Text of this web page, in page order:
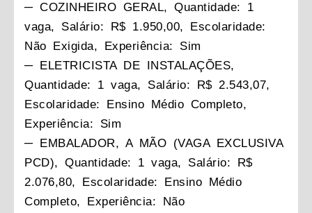
─ COZINHEIRO GERAL, Quantidade: 1
vaga, Salário: R$ 1.950,00, Escolaridade:
Não Exigida, Experiência: Sim
─ ELETRICISTA DE INSTALAÇÕES,
Quantidade: 1 vaga, Salário: R$ 2.543,07,
Escolaridade: Ensino Médio Completo,
Experiência: Sim
─ EMBALADOR, A MÃO (VAGA EXCLUSIVA
PCD), Quantidade: 1 vaga, Salário: R$
2.076,80, Escolaridade: Ensino Médio
Completo, Experiência: Não